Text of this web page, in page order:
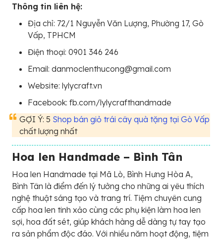
Thông tin liên hệ:
Địa chỉ: 72/1 Nguyễn Văn Lượng, Phường 17, Gò
Vấp, TPHCM
Điện thoại: 0901 346 246
Email: danmoclenthucong@gmail.com
Website: lylycraft.vn
Facebook: fb.com/lylycrafthandmade
GỢI Ý: 5 Shop bán giỏ trái cây quà tặng tại Gò Vấp
chất lượng nhất
Hoa len Handmade – Bình Tân
Hoa len Handmade tại Mã Lò, Bình Hưng Hòa A,
Bình Tân là điểm đến lý tưởng cho những ai yêu thích
nghệ thuật sáng tạo và trang trí. Tiệm chuyên cung
cấp hoa len tinh xảo cùng các phụ kiện làm hoa len
sợi, hoa đất sét, giúp khách hàng dễ dàng tự tay tạo
ra sản phẩm độc đáo. Với nhiều năm hoạt động, tiệm